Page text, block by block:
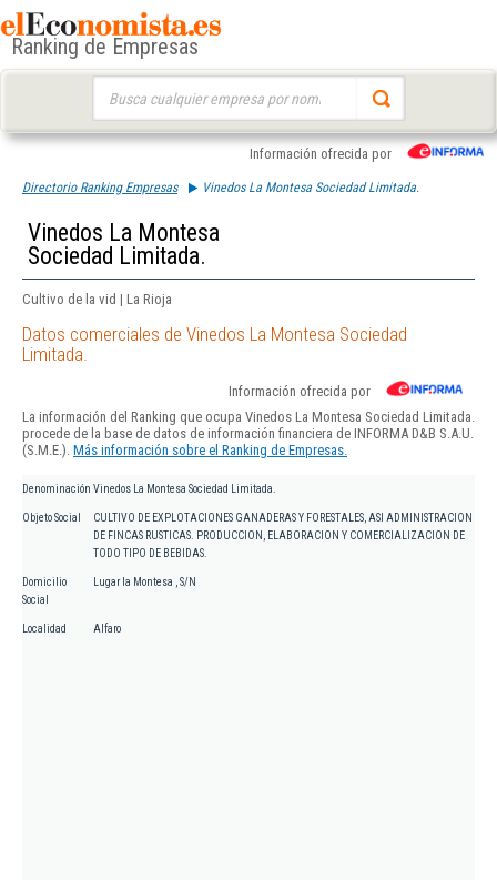
Ranking de Empresas
Información ofrecida por
Directorio Ranking Empresas Vinedos La Montesa Sociedad Limitada.
Vinedos La Montesa
Sociedad Limitada.
Cultivo de la vid | La Rioja
Datos comerciales de Vinedos La Montesa Sociedad
Limitada.
Información ofrecida por
La información del Ranking que ocupa Vinedos La Montesa Sociedad Limitada.
procede de la base de datos de información financiera de INFORMA D&B S.A.U.
(S.M.E.). Más información sobre el Ranking de Empresas.
Denominación Vinedos La Montesa Sociedad Limitada.
Objeto Social
CULTIVO DE EXPLOTACIONES GANADERAS Y FORESTALES, ASI ADMINISTRACION
DE FINCAS RUSTICAS. PRODUCCION, ELABORACION Y COMERCIALIZACION DE
TODO TIPO DE BEBIDAS.
Domicilio
Social
Lugar la Montesa , S/N
Localidad Alfaro